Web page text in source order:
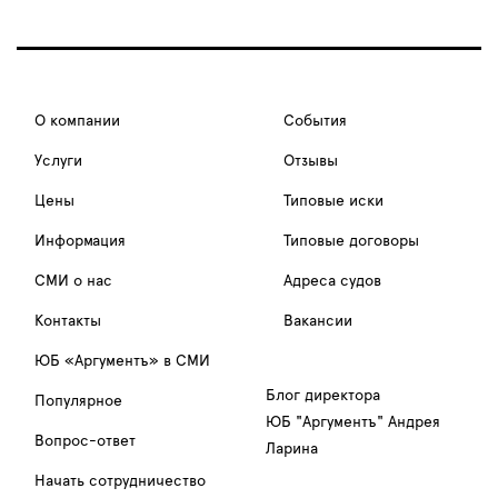
О компании
Услуги
Цены
Информация
СМИ о нас
Контакты
События
Отзывы
Типовые иски
Типовые договоры
Адреса судов
Вакансии
ЮБ «Аргументъ» в СМИ
Популярное
Вопрос-ответ
Начать сотрудничество
Блог директора
ЮБ "Аргументъ" Андрея
Ларина